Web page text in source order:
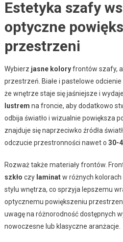
Estetyka szafy
optyczne
przestrzeni
Wybierz jasne koloryfrontów szafy,
przestrzeń. Białe i pastelowe
że wnętrze staje się jaśniejsze i
lustrem na froncie, aby dodatkowo
odbija światło i wizualnie powiększa
znajduje się naprzeciwko źródła
odczucie przestronności nawet o 30-
Rozważ także materiały frontów.
szkło czy laminatw różnych
stylu wnętrza, co sprzyja lepszemu
optycznemu powiększeniu
uwagę na różnorodność dostępnych
nowoczesne lub klasyczne aranżacje.